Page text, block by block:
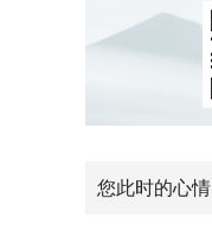
您此时的心情